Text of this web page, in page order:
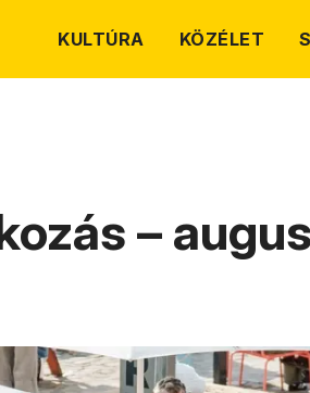
KULTÚRA KÖZÉLET
–